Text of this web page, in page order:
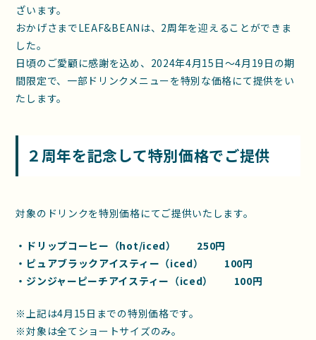
ざいます。
おかげさまでLEAF&BEANは、2周年を迎えることができま
した。
日頃のご愛顧に感謝を込め、2024年4月15日〜4月19日の期
間限定で、一部ドリンクメニューを特別な価格にて提供をい
たします。
２周年を記念して特別価格でご提供
対象のドリンクを特別価格にてご提供いたします。
・ドリップコーヒー（hot/iced） 250円
・ピュアブラックアイスティー（iced） 100円
・ジンジャーピーチアイスティー（iced） 100円
※上記は4月15日までの特別価格です。
※対象は全てショートサイズのみ。